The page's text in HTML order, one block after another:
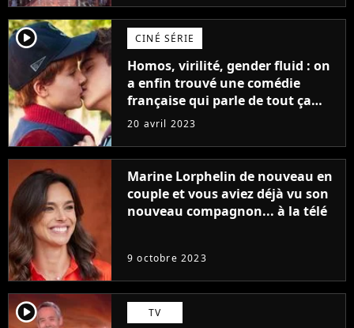
player2 CINÉ SÉRIE
Homos, virilité, gender fluid : on
a enfin trouvé une comédie
française qui parle de tout ça
sans être super ringarde
20 avril 2023
Marine Lorphelin de nouveau en
couple et vous aviez déjà vu son
nouveau compagnon... à la télé
9 octobre 2023
player2 TV